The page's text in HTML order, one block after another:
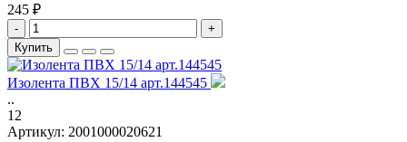
245 ₽
-
+
Купить
Изолента ПВХ 15/14 арт.144545
..
12
Артикул: 2001000020621